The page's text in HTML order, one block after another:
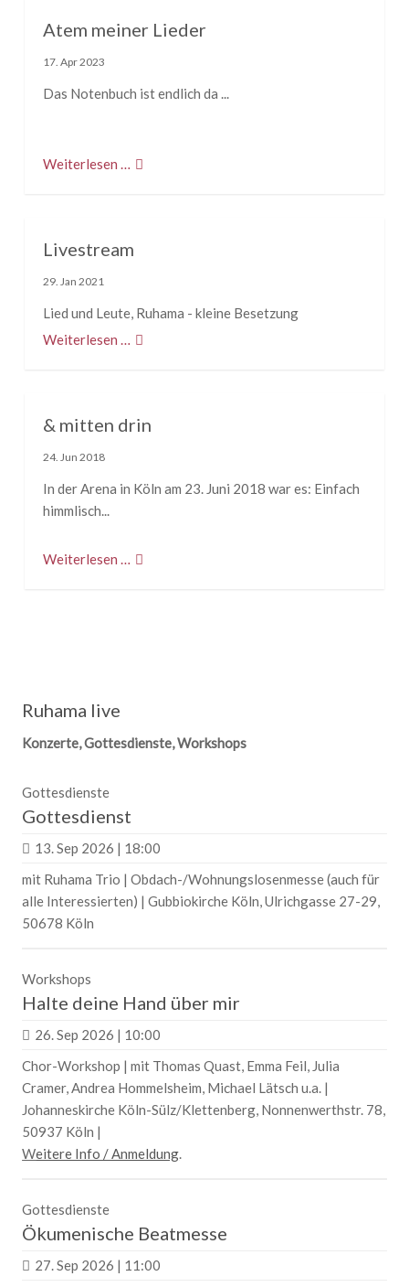
Atem meiner Lieder
17. Apr 2023
Das Notenbuch ist endlich da ...
Weiterlesen …
Livestream
29. Jan 2021
Lied und Leute, Ruhama - kleine Besetzung
Weiterlesen …
& mitten drin
24. Jun 2018
In der Arena in Köln am 23. Juni 2018 war es: Einfach
himmlisch...
Weiterlesen …
Ruhama live
Konzerte, Gottesdienste, Workshops
Gottesdienste
Gottesdienst
13. Sep 2026 | 18:00
mit Ruhama Trio | Obdach-/Wohnungslosenmesse (auch für
alle Interessierten) | Gubbiokirche Köln, Ulrichgasse 27-29,
50678 Köln
Workshops
Halte deine Hand über mir
26. Sep 2026 | 10:00
Chor-Workshop | mit Thomas Quast, Emma Feil, Julia
Cramer, Andrea Hommelsheim, Michael Lätsch u.a. |
Johanneskirche Köln-Sülz/Klettenberg, Nonnenwerthstr. 78,
50937 Köln |
Weitere Info / Anmeldung.
Gottesdienste
Ökumenische Beatmesse
27. Sep 2026 | 11:00